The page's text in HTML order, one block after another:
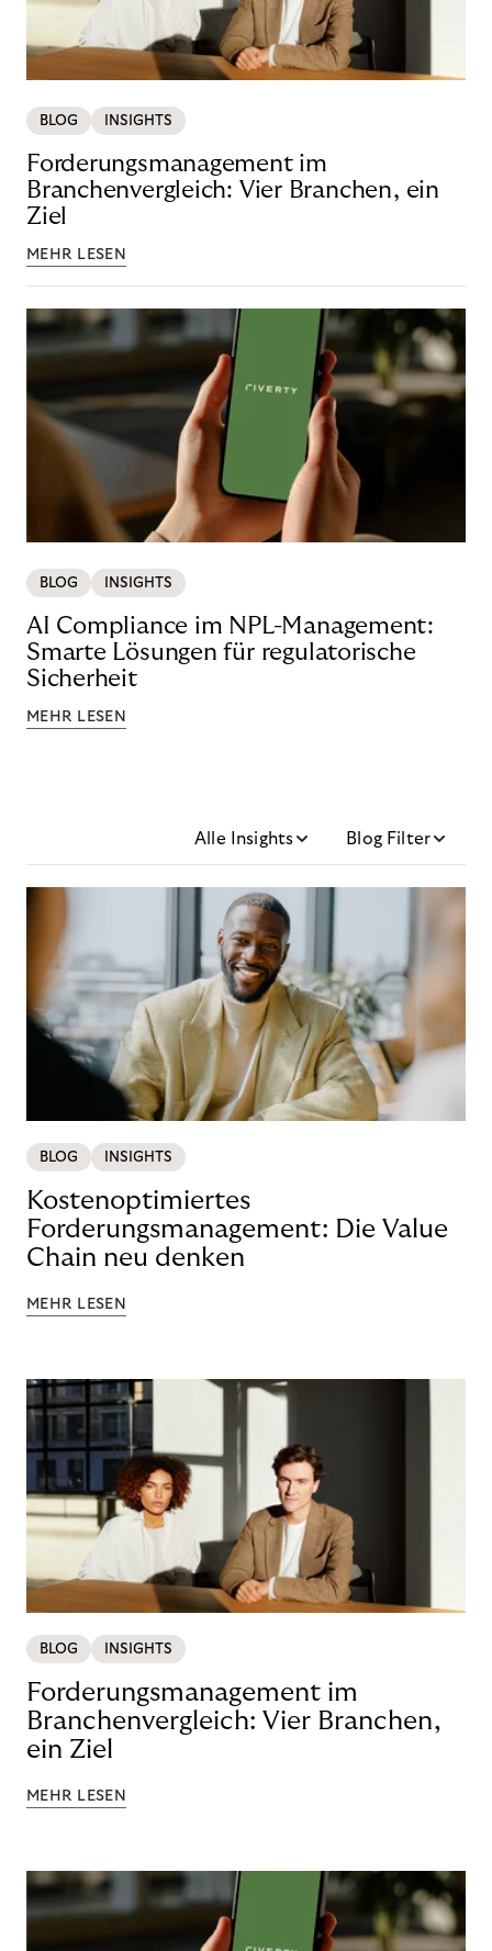
BLOG INSIGHTS
Forderungsmanagement im
Branchenvergleich: Vier Branchen, ein
Ziel
MEHR LESEN
BLOG INSIGHTS
AI Compliance im NPL-Management:
Smarte Lösungen für regulatorische
Sicherheit
MEHR LESEN
Alle Insights Blog Filter
BLOG INSIGHTS
Kostenoptimiertes
Forderungsmanagement: Die Value
Chain neu denken
MEHR LESEN
BLOG INSIGHTS
Forderungsmanagement im
Branchenvergleich: Vier Branchen,
ein Ziel
MEHR LESEN